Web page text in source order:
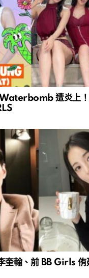
Waterbomb 遭炎上
奎翰、前 BB Girls 侑